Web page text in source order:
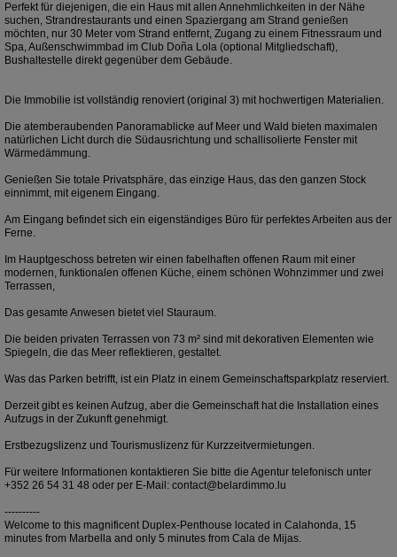
Perfekt für diejenigen, die ein Haus mit allen Annehmlichkeiten in der Nähe
suchen, Strandrestaurants und einen Spaziergang am Strand genießen
möchten, nur 30 Meter vom Strand entfernt, Zugang zu einem Fitnessraum und
Spa, Außenschwimmbad im Club Doña Lola (optional Mitgliedschaft),
Bushaltestelle direkt gegenüber dem Gebäude.
Die Immobilie ist vollständig renoviert (original 3) mit hochwertigen Materialien.
Die atemberaubenden Panoramablicke auf Meer und Wald bieten maximalen
natürlichen Licht durch die Südausrichtung und schallisolierte Fenster mit
Wärmedämmung.
Genießen Sie totale Privatsphäre, das einzige Haus, das den ganzen Stock
einnimmt, mit eigenem Eingang.
Am Eingang befindet sich ein eigenständiges Büro für perfektes Arbeiten aus der
Ferne.
Im Hauptgeschoss betreten wir einen fabelhaften offenen Raum mit einer
modernen, funktionalen offenen Küche, einem schönen Wohnzimmer und zwei
Terrassen,
Das gesamte Anwesen bietet viel Stauraum.
Die beiden privaten Terrassen von 73 m² sind mit dekorativen Elementen wie
Spiegeln, die das Meer reflektieren, gestaltet.
Was das Parken betrifft, ist ein Platz in einem Gemeinschaftsparkplatz reserviert.
Derzeit gibt es keinen Aufzug, aber die Gemeinschaft hat die Installation eines
Aufzugs in der Zukunft genehmigt.
Erstbezugslizenz und Tourismuslizenz für Kurzzeitvermietungen.
Für weitere Informationen kontaktieren Sie bitte die Agentur telefonisch unter
+352 26 54 31 48 oder per E-Mail: contact@belardimmo.lu
----------
Welcome to this magnificent Duplex-Penthouse located in Calahonda, 15
minutes from Marbella and only 5 minutes from Cala de Mijas.